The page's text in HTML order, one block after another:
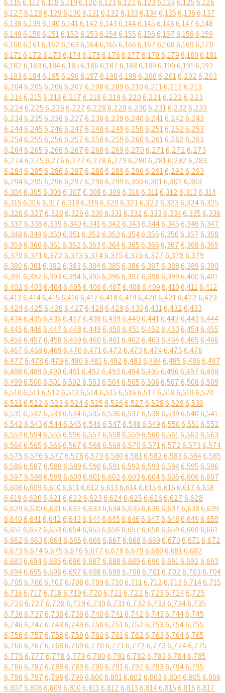
6,1166,1176,1186,1196,1206,1216,1226,1236,1246,1256,126
6,1276,1286,1296,1306,1316,1326,1336,1346,1356,1366,137
6,1386,1396,1406,1416,1426,1436,1446,1456,1466,1476,148
6,1496,1506,1516,1526,1536,1546,1556,1566,1576,1586,159
6,1606,1616,1626,1636,1646,1656,1666,1676,1686,1696,170
6,1716,1726,1736,1746,1756,1766,1776,1786,1796,1806,181
6,1826,1836,1846,1856,1866,1876,1886,1896,1906,1916,192
6,1936,1946,1956,1966,1976,1986,1996,2006,2016,2026,203
6,2046,2056,2066,2076,2086,2096,2106,2116,2126,213
6,2146,2156,2166,2176,2186,2196,2206,2216,2226,223
6,2246,2256,2266,2276,2286,2296,2306,2316,2326,233
6,2346,2356,2366,2376,2386,2396,2406,2416,2426,243
6,2446,2456,2466,2476,2486,2496,2506,2516,2526,253
6,2546,2556,2566,2576,2586,2596,2606,2616,2626,263
6,2646,2656,2666,2676,2686,2696,2706,2716,2726,273
6,2746,2756,2766,2776,2786,2796,2806,2816,2826,283
6,2846,2856,2866,2876,2886,2896,2906,2916,2926,293
6,2946,2956,2966,2976,2986,2996,3006,3016,3026,303
6,3046,3056,3066,3076,3086,3096,3106,3116,3126,3136,314
6,3156,3166,3176,3186,3196,3206,3216,3226,3236,3246,325
6,3266,3276,3286,3296,3306,3316,3326,3336,3346,3356,336
6,3376,3386,3396,3406,3416,3426,3436,3446,3456,3466,347
6,3486,3496,3506,3516,3526,3536,3546,3556,3566,3576,358
6,3596,3606,3616,3626,3636,3646,3656,3666,3676,3686,369
6,3706,3716,3726,3736,3746,3756,3766,3776,3786,379
6,3806,3816,3826,3836,3846,3856,3866,3876,3886,3896,390
6,3916,3926,3936,3946,3956,3966,3976,3986,3996,4006,401
6,4026,4036,4046,4056,4066,4076,4086,4096,4106,4116,412
6,4136,4146,4156,4166,4176,4186,4196,4206,4216,4226,423
6,4246,4256,4266,4276,4286,4296,4306,4316,4326,433
6,4346,4356,4366,4376,4386,4396,4406,4416,4426,4436,444
6,4456,4466,4476,4486,4496,4506,4516,4526,4536,4546,455
6,4566,4576,4586,4596,4606,4616,4626,4636,4646,4656,466
6,4676,4686,4696,4706,4716,4726,4736,4746,4756,476
6,4776,4786,4796,4806,4816,4826,4836,4846,4856,4866,487
6,4886,4896,4906,4916,4926,4936,4946,4956,4966,4976,498
6,4996,5006,5016,5026,5036,5046,5056,5066,5076,5086,509
6,5106,5116,5126,5136,5146,5156,5166,5176,5186,5196,520
6,5216,5226,5236,5246,5256,5266,5276,5286,5296,530
6,5316,5326,5336,5346,5356,5366,5376,5386,5396,5406,541
6,5426,5436,5446,5456,5466,5476,5486,5496,5506,5516,552
6,5536,5546,5556,5566,5576,5586,5596,5606,5616,5626,563
6,5646,5656,5666,5676,5686,5696,5706,5716,5726,5736,574
6,5756,5766,5776,5786,5796,5806,5816,5826,5836,5846,585
6,5866,5876,5886,5896,5906,5916,5926,5936,5946,5956,596
6,5976,5986,5996,6006,6016,6026,6036,6046,6056,6066,607
6,6086,6096,6106,6116,6126,6136,6146,6156,6166,6176,618
6,6196,6206,6216,6226,6236,6246,6256,6266,6276,628
6,6296,6306,6316,6326,6336,6346,6356,6366,6376,6386,639
6,6406,6416,6426,6436,6446,6456,6466,6476,6486,6496,650
6,6516,6526,6536,6546,6556,6566,6576,6586,6596,6606,661
6,6626,6636,6646,6656,6666,6676,6686,6696,6706,6716,672
6,6736,6746,6756,6766,6776,6786,6796,6806,6816,682
6,6836,6846,6856,6866,6876,6886,6896,6906,6916,6926,693
6,6946,6956,6966,6976,6986,6996,7006,7016,7026,7036,704
6,7056,7066,7076,7086,7096,7106,7116,7126,7136,7146,715
6,7166,7176,7186,7196,7206,7216,7226,7236,7246,725
6,7266,7276,7286,7296,7306,7316,7326,7336,7346,735
6,7366,7376,7386,7396,7406,7416,7426,7436,7446,745
6,7466,7476,7486,7496,7506,7516,7526,7536,7546,755
6,7566,7576,7586,7596,7606,7616,7626,7636,7646,765
6,7666,7676,7686,7696,7706,7716,7726,7736,7746,775
6,7766,7776,7786,7796,7806,7816,7826,7836,7846,785
6,7866,7876,7886,7896,7906,7916,7926,7936,7946,795
6,7966,7976,7986,7996,8006,8016,8026,8036,8046,8056,806
6,8076,8086,8096,8106,8116,8126,8136,8146,8156,8166,817